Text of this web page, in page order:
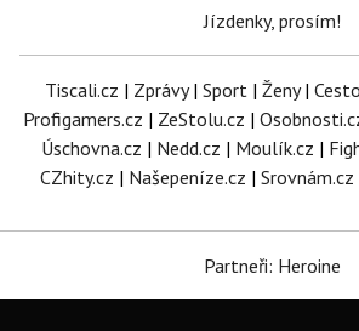
Jízdenky, prosím!
Tiscali.cz | Zprávy| Sport | Ženy|
Profigamers.cz | ZeStolu.cz |
Úschovna.cz | Nedd.cz | Moulík.cz |
CZhity.cz | Našepeníze.cz | Srovnám.cz
Partneři: Heroine